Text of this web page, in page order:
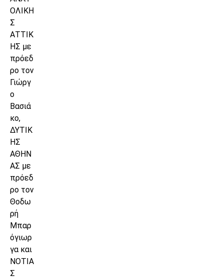
ΟΛΙΚΗ
Σ
ΑΤΤΙΚ
ΗΣ με
πρόεδ
ρο τον
Γιώργ
ο
Βασιά
κο,
ΔΥΤΙΚ
ΗΣ
ΑΘΗΝ
ΑΣ με
πρόεδ
ρο τον
Θοδω
ρή
Μπαρ
όγιωρ
γα και
ΝΟΤΙΑ
Σ